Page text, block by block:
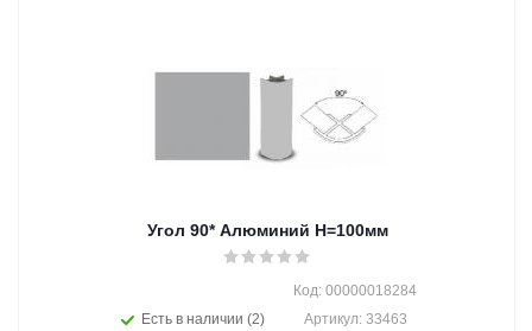
Угол 90* Алюминий Н=100мм
Есть в наличии (2)
Код: 00000018284
Артикул: 33463